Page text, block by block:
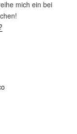
mich ein bei